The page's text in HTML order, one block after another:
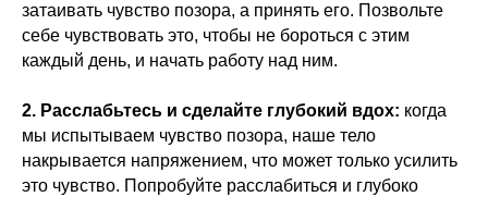
затаивать чувство позора, а принять его. Позвольте
себе чувствовать это, чтобы не бороться с этим
каждый день, и начать работу над ним.
2. Расслабьтесь и сделайте глубокий вдох: когда
мы испытываем чувство позора, наше тело
накрывается напряжением, что может только усилить
это чувство. Попробуйте расслабиться и глубоко